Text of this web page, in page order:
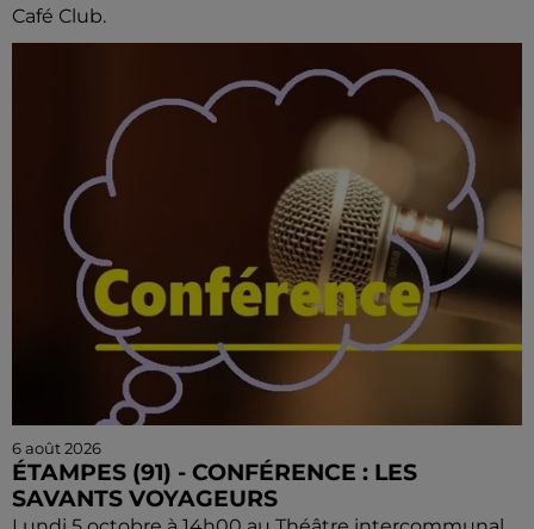
Café Club.
6 août 2026
ÉTAMPES (91) - CONFÉRENCE : LES
SAVANTS VOYAGEURS